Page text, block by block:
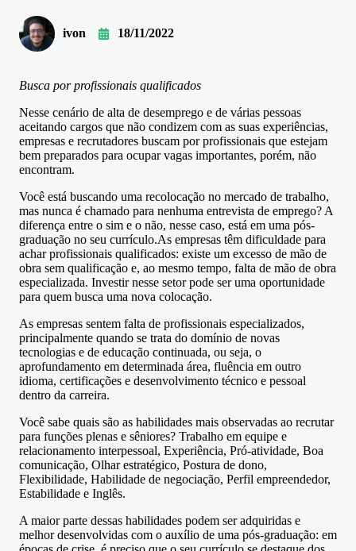
ivon 18/11/2022
Busca por profissionais qualificados
Nesse cenário de alta de desemprego e de várias pessoas
aceitando cargos que não condizem com as suas experiências,
empresas e recrutadores buscam por profissionais que estejam
bem preparados para ocupar vagas importantes, porém, não
encontram.
Você está buscando uma recolocação no mercado de trabalho,
mas nunca é chamado para nenhuma entrevista de emprego? A
diferença entre o sim e o não, nesse caso, está em uma pós-
graduação no seu currículo.As empresas têm dificuldade para
achar profissionais qualificados: existe um excesso de mão de
obra sem qualificação e, ao mesmo tempo, falta de mão de obra
especializada. Investir nesse setor pode ser uma oportunidade
para quem busca uma nova colocação.
As empresas sentem falta de profissionais especializados,
principalmente quando se trata do domínio de novas
tecnologias e de educação continuada, ou seja, o
aprofundamento em determinada área, fluência em outro
idioma, certificações e desenvolvimento técnico e pessoal
dentro da carreira.
Você sabe quais são as habilidades mais observadas ao recrutar
para funções plenas e sêniores? Trabalho em equipe e
relacionamento interpessoal, Experiência, Pró-atividade, Boa
comunicação, Olhar estratégico, Postura de dono,
Flexibilidade, Habilidade de negociação, Perfil empreendedor,
Estabilidade e Inglês.
A maior parte dessas habilidades podem ser adquiridas e
melhor desenvolvidas com o auxílio de uma pós-graduação: em